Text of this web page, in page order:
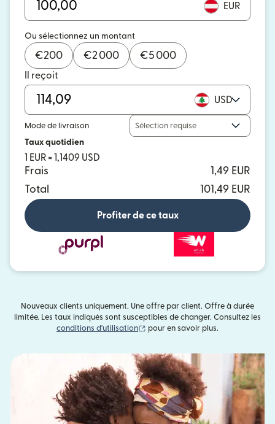
EUR
Ou sélectionnez un montant
€200 €2 000 €5 000
Il reçoit
USD
Mode de livraison Sélection requise
Taux quotidien
1 EUR = 1,1409 USD
Frais
1,49 EUR
Total
101,49 EUR
Profiter de ce taux
Nouveaux clients uniquement. Une offre par client. Offre à durée
limitée. Les taux indiqués sont susceptibles de changer. Consultez les
conditions d'utilisation
(s'ouvre dans une nouvelle fenêtre)
pour en savoir plus.